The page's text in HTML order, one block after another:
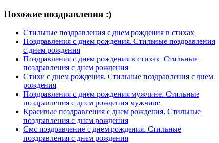
Похожие поздравления :)
Стильные поздравления с днем рождения в стихах
Поздравления с днем рождения. Стильные поздравления
с днем рождения
Поздравления с днем рождения в стихах. Стильные
поздравления с днем рождения
Стихи с днем рождения. Стильные поздравления с днем
рождения
Поздравления с днем рождения мужчине. Стильные
поздравления с днем рождения мужчине
Красивые поздравления с днем рождения. Стильные
поздравления с днем рождения
Смс поздравление с днем рождения. Стильные
поздравления с днем рождения